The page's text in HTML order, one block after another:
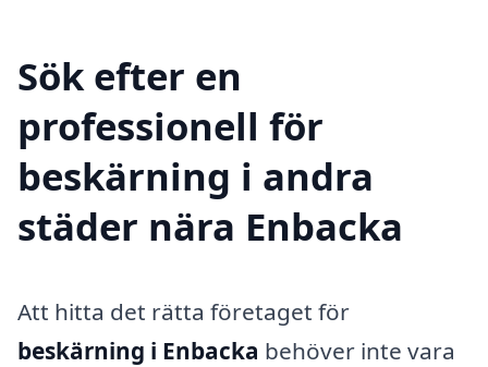
Sök efter en
professionell för
beskärning i andra
städer nära Enbacka
Att hitta det rätta företaget för
beskärning i Enbacka behöver inte vara